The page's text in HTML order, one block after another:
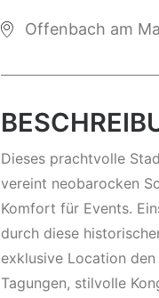
Offenbach am
Dieses prachtvolle
vereint neobarocken
Komfort für Events.
durch diese
exklusive Location
Tagungen, stilvolle